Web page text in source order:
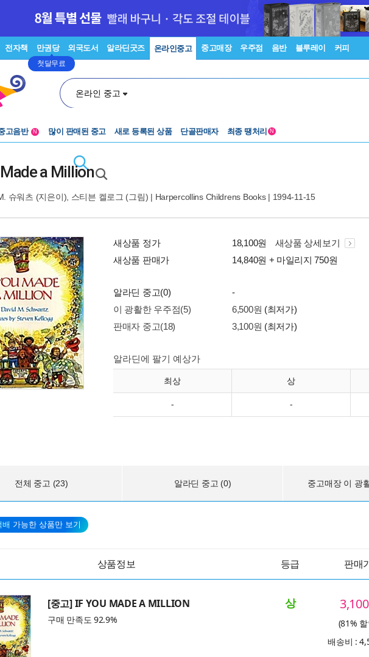
전자책 만권당
첫달무료
외국도서 알라딘굿즈 온라인중고 중고매장 우주점 음반 블루레이 커피
온라인 중고
고음반
N 많이 판매된 중고 새로 등록된 상품 단골판매자 최종 땡처리 N
a Million
슈워츠 (지은이), 스티븐 켈로그 (그림) | Harpercollins Childrens Books| 1994-11-15
새상품 정가 18,100원
새상품 상세보기
새상품 판매가
14,840원 + 마일리지 750원
알라딘 중고(0)
-
이 광활한 우주점(5)
6,500원 (최저가)
판매자 중고(18)
3,100원 (최저가)
알라딘에 팔기 예상가
최상 상
- -
전체 중고 (23) 알라딘 중고 (0) 중고매장 이 광
배 가능한 상품만 보기
상품정보 등급 판매
[중고] IF YOU MADE A MILLION
구매 만족도 92.9%
상 3,100
(81%
배송비 :